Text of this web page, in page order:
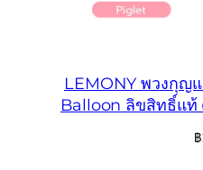
LEMONY พวงกุญ
Balloon ลิขสิทธิ์แ
฿